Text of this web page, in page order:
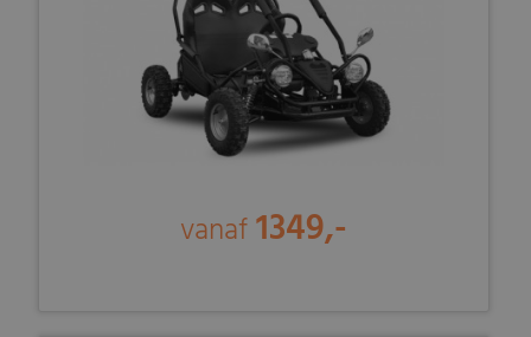
vanaf1349,-